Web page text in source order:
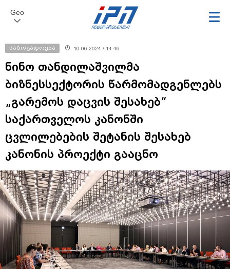
Geo
საზოგადოება 10.06.2024 / 14:46
ნინო თანდილაშვილმა
ბიზნესსექტორის წარმომადგენლებს
„გარემოს დაცვის შესახებ“
საქართველოს კანონში
ცვლილებების შეტანის შესახებ
კანონის პროექტი გააცნო